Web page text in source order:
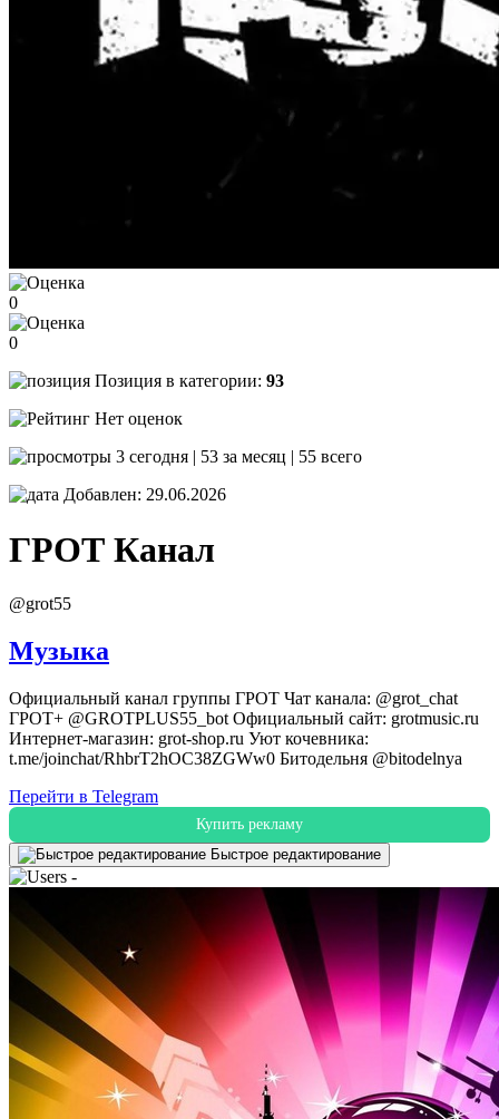
0
0
Позиция в категории: 93
Нет оценок
3 сегодня | 53 за месяц | 55 всего
Добавлен: 29.06.2026
ГРОТ Канал
@grot55
Музыка
Официальный канал группы ГРОТ Чат канала: @grot_chat
ГРОТ+ @GROTPLUS55_bot Официальный сайт: grotmusic.ru
Интернет-магазин: grot-shop.ru Уют кочевника:
t.me/joinchat/RhbrT2hOC38ZGWw0 Битодельня @bitodelnya
Перейти в Telegram
Купить рекламу
Быстрое редактирование
-